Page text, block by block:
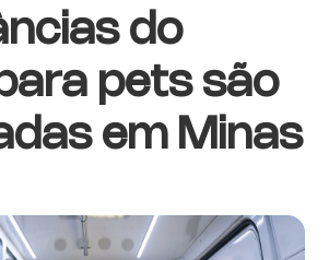
do
pets são
em Minas